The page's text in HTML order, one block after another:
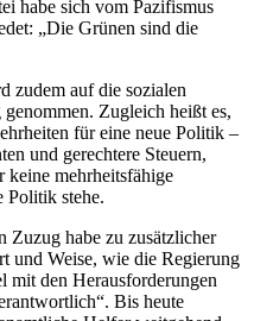
habe sich vom Pazifismus
„Die Grünen sind die
zudem auf die sozialen
Zugleich heißt es,
für eine neue Politik –
und gerechtere Steuern,
keine mehrheitsfähige
Politik stehe.
Zuzug habe zu zusätzlicher
und Weise, wie die Regierung
mit den Herausforderungen
Bis heute